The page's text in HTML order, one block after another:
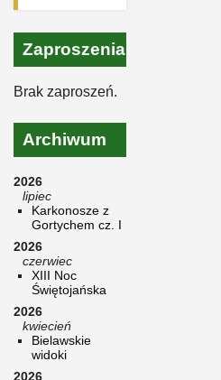
Zaproszenia
Brak zaproszeń.
Archiwum
2026
lipiec
Karkonosze z
Gortychem cz. I
2026
czerwiec
XIII Noc
Świętojańska
2026
kwiecień
Bielawskie
widoki
2026